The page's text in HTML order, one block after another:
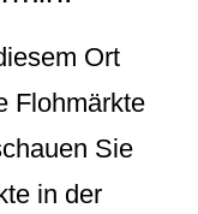
Ort
Flohmärkte
Sie
in der